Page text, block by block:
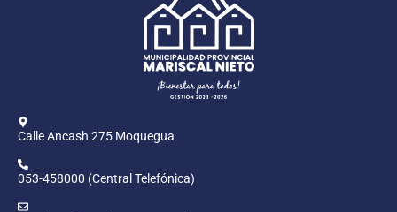
Calle Ancash 275 Moquegua
053-458000 (Central Telefónica)